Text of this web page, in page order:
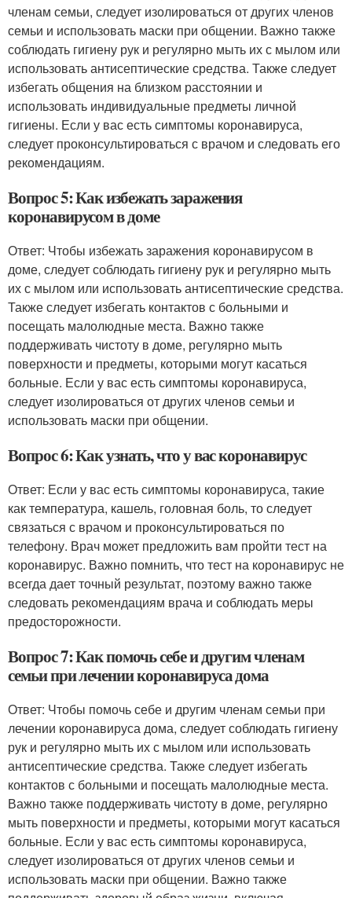
членам семьи, следует изолироваться от других членов
семьи и использовать маски при общении. Важно также
соблюдать гигиену рук и регулярно мыть их с мылом или
использовать антисептические средства. Также следует
избегать общения на близком расстоянии и
использовать индивидуальные предметы личной
гигиены. Если у вас есть симптомы коронавируса,
следует проконсультироваться с врачом и следовать его
рекомендациям.
Вопрос 5: Как избежать заражения
коронавирусом в доме
Ответ: Чтобы избежать заражения коронавирусом в
доме, следует соблюдать гигиену рук и регулярно мыть
их с мылом или использовать антисептические средства.
Также следует избегать контактов с больными и
посещать малолюдные места. Важно также
поддерживать чистоту в доме, регулярно мыть
поверхности и предметы, которыми могут касаться
больные. Если у вас есть симптомы коронавируса,
следует изолироваться от других членов семьи и
использовать маски при общении.
Вопрос 6: Как узнать, что у вас коронавирус
Ответ: Если у вас есть симптомы коронавируса, такие
как температура, кашель, головная боль, то следует
связаться с врачом и проконсультироваться по
телефону. Врач может предложить вам пройти тест на
коронавирус. Важно помнить, что тест на коронавирус не
всегда дает точный результат, поэтому важно также
следовать рекомендациям врача и соблюдать меры
предосторожности.
Вопрос 7: Как помочь себе и другим членам
семьи при лечении коронавируса дома
Ответ: Чтобы помочь себе и другим членам семьи при
лечении коронавируса дома, следует соблюдать гигиену
рук и регулярно мыть их с мылом или использовать
антисептические средства. Также следует избегать
контактов с больными и посещать малолюдные места.
Важно также поддерживать чистоту в доме, регулярно
мыть поверхности и предметы, которыми могут касаться
больные. Если у вас есть симптомы коронавируса,
следует изолироваться от других членов семьи и
использовать маски при общении. Важно также